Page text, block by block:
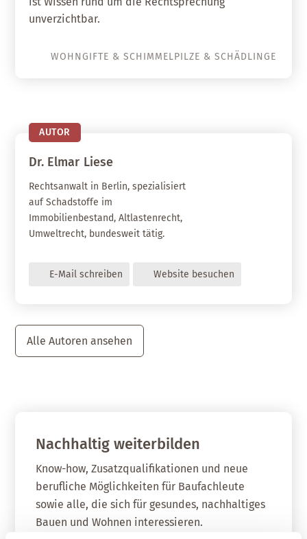
unverzichtbar.
WOHNGIFTE & SCHIMMELPILZE & SCHÄDLINGE
AUTOR
Dr. Elmar Liese
Rechtsanwalt in Berlin, spezialisiert
auf Schadstoffe im
Immobilienbestand, Altlastenrecht,
Umweltrecht, bundesweit tätig.
E-Mail schreiben Website besuchen
Alle Autoren ansehen
Nachhaltig weiterbilden
Know-how, Zusatzqualifikationen und neue
berufliche Möglichkeiten für Baufachleute
sowie alle, die sich für gesundes, nachhaltiges
Bauen und Wohnen interessieren.